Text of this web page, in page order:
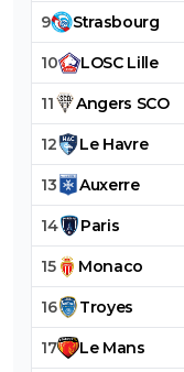
9 Strasbourg
10 LOSC Lille
11 Angers SCO
12 Le Havre
13 Auxerre
14 Paris
15 Monaco
16 Troyes
17 Le Mans